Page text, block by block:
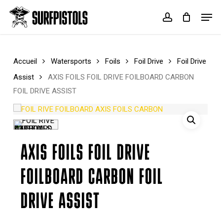
main
account
Cart Close
Accueil Watersports Foils Foil Drive
Foil Drive
Assist
AXIS FOILS FOIL DRIVE FOILBOARD CARBON
FOIL DRIVE ASSIST
AXIS FOILS FOIL DRIVE
FOILBOARD CARBON FOIL
DRIVE ASSIST